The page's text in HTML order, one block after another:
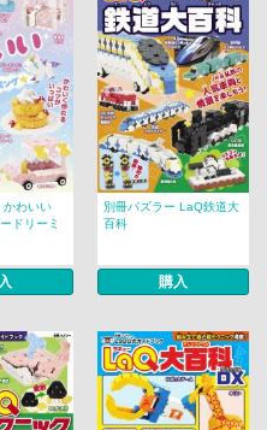
かわいい
ドリーミ
別冊パズラー LaQ鉄道大
百科
購入